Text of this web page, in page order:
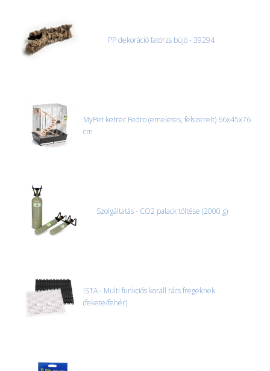
akciókÉLŐ ÉDESVÍZI
ÉLŐ TENGERI
EGYÉB
EXTRA AKCIÓK
PP dekoráció fatörzs bújó - 39294
MyPet ketrec Fedro (emeletes, felszerelt) 66x45x76
cm
Szolgáltatás - CO2 palack töltése (2000 g)
ISTA - Multi funkciós korall rács fregeknek
(fekete/fehér)